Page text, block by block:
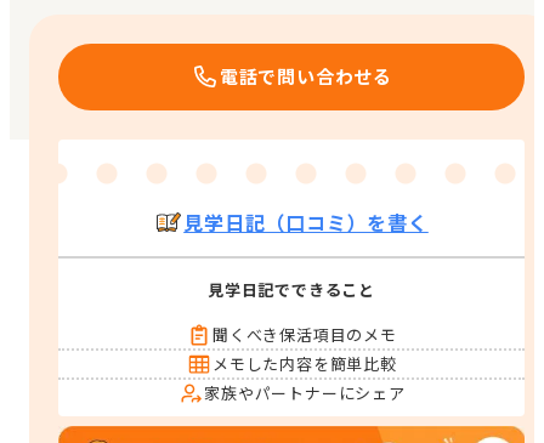
電話で問い合わせる
見学日記（口コミ）を書く
見学日記でできること
聞くべき保活項目のメモ
メモした内容を簡単比較
家族やパートナーにシェア